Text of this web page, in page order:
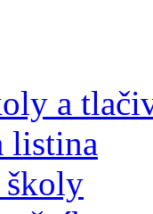
a
listina
školy